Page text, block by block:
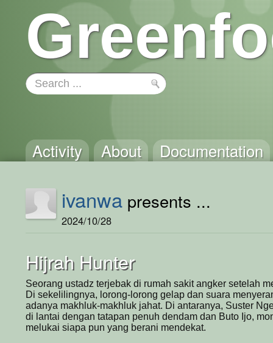
Activity About Documentation
ivanwa presents ...
2024/10/28
Hijrah Hunter
Seorang ustadz terjebak di rumah sakit angker setelah
Di sekelilingnya, lorong-lorong gelap dan suara
adanya makhluk-makhluk jahat. Di antaranya, Suster
di lantai dengan tatapan penuh dendam dan Buto Ijo,
melukai siapa pun yang berani mendekat.